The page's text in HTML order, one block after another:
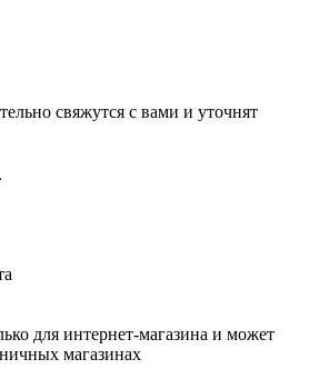
свяжутся с вами и уточнят
для интернет-магазина и может
магазинах